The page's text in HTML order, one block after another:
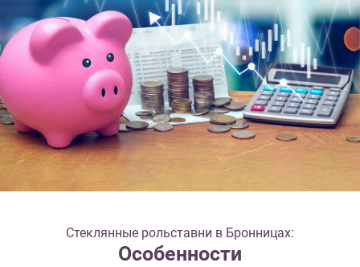
Стеклянные рольставни в Бронницах:
Особенности